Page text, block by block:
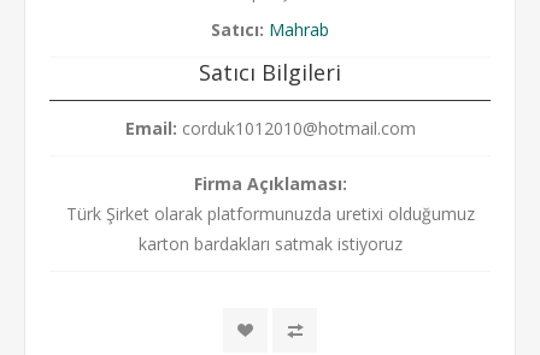
Satıcı: Mahrab
Satıcı Bilgileri
Email: corduk1012010@hotmail.com
Firma Açıklaması:
Türk Şirket olarak platformunuzda uretixi olduğumuz
karton bardakları satmak istiyoruz